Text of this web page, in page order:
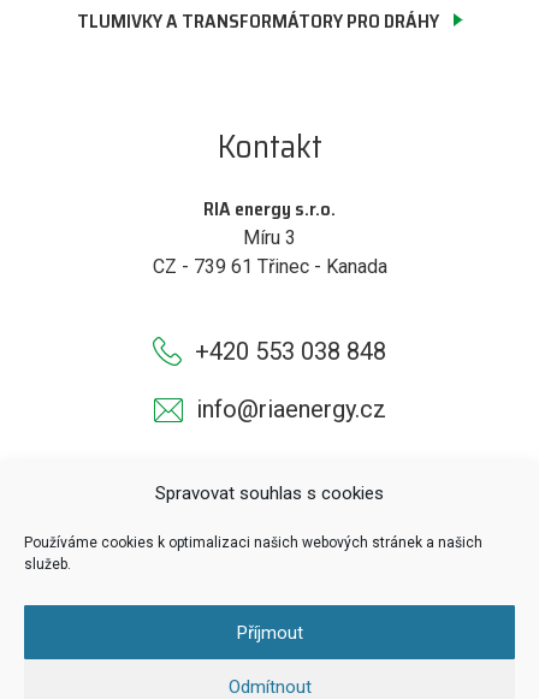
Spravovat souhlas s cookies
Používáme cookies k optimalizaci našich webových stránek a našich
služeb.
Příjmout
Odmítnout
TLUMIVKY A TRANSFORMÁTORY PRO DRÁHY
Kontakt
RIA energy s.r.o.
Míru 3
CZ - 739 61 Třinec - Kanada
+420 553 038 848
info@riaenergy.cz
© RIA energy s.r.o.
VytvořiloBrýtro.cz